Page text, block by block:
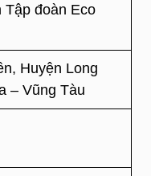
Tập đoàn Eco
Huyện Long
– Vũng Tàu